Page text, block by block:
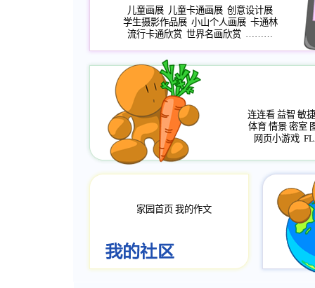
儿童画展 儿童卡通画展 创意设计展
学生摄影作品展 小山个人画展 卡通林
流行卡通欣赏 世界名画欣赏 ………
连连看 益智 敏捷
体育 情景 密室
网页小游戏
家园首页 我的作文